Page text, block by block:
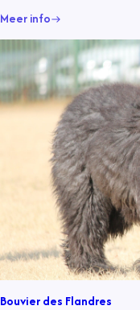
Meer info
Bouvier des Flandres